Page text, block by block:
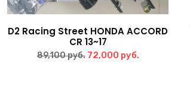
D2 Racing Street HONDA ACCORD
CR 13~17
89,100руб. Первоначальная
72,000 руб.Текущая